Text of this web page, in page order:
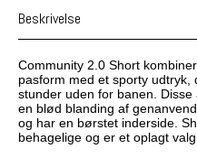
Beskrivelse
Community 2.0 Short
pasform med et sporty
stunder uden for banen.
en blød blanding af
og har en børstet inderside.
behagelige og er et oplagt